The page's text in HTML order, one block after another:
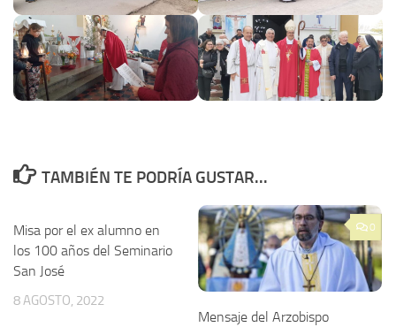
TAMBIÉN TE PODRÍA GUSTAR...
Misa por el ex alumno en
los 100 años del Seminario
San José
8 AGOSTO, 2022
0
Mensaje del Arzobispo